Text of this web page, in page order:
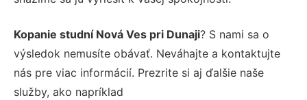
Kopanie studní Nová Ves pri Dunaji? S nami sa o
výsledok nemusíte obávať. Neváhajte a kontaktujte
nás pre viac informácií. Prezrite si aj ďalšie naše
služby, ako napríklad